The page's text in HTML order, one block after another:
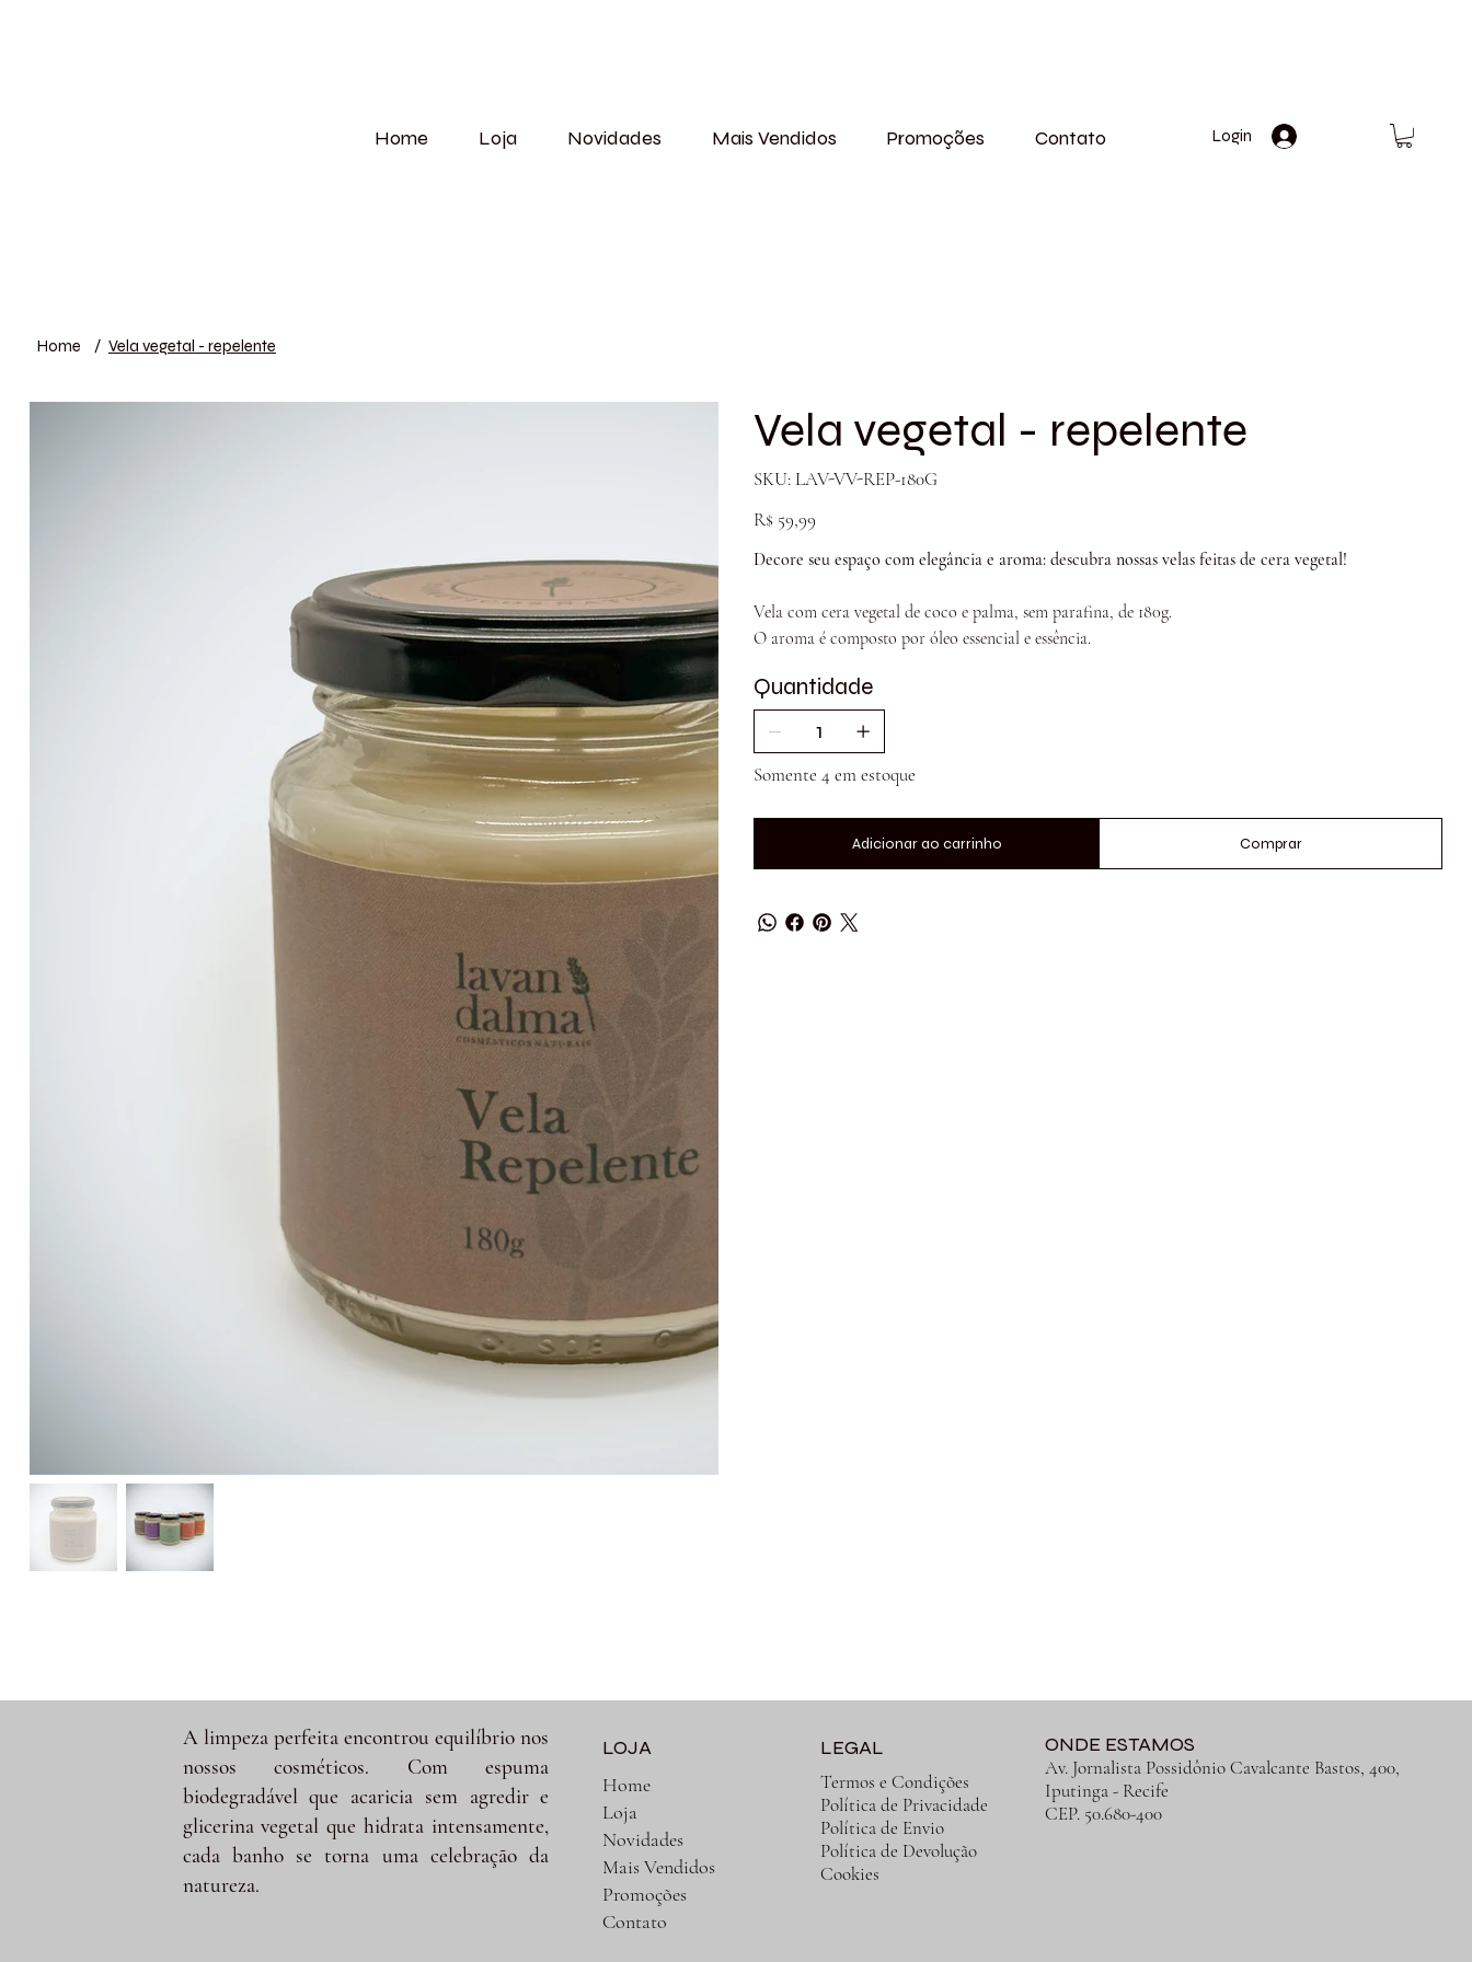
Home Loja Novidades Mais Vendidos Promoções Contato Login
Home / Vela vegetal - repelente
Vela vegetal - repelente
SKU: SKU
LAV-
180G
LAV-VV-REP-180G
Preço
R$ 59,99
Decore seu espaço com elegância e aroma: descubra nossas velas feitas de cera vegetal!
Vela com cera vegetal de coco e palma, sem parafina, de 180g.
O aroma é composto por óleo essencial e essência.
Quantidade
Somente 4 em estoque
Adicionar ao carrinho Comprar
A limpeza perfeita encontrou equilíbrio nos
nossos cosméticos. Com espuma
biodegradável que acaricia sem agredir e
glicerina vegetal que hidrata intensamente,
cada banho se torna uma celebração da
natureza.
Home
Loja
Novidades
Mais Vendidos
Promoções
Contato
LOJA LEGAL
Termos e Condições
Política de Privacidade
Política de Envio
Política de Devolução
Cookies
ONDE ESTAMOS
Av. Jornalista Possidônio Cavalcante Bastos, 400,
Iputinga- Recife
CEP. 50.680-400